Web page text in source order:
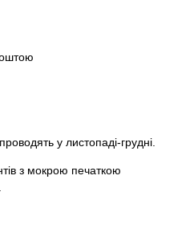
у листопаді-грудні.
з мокрою печаткою